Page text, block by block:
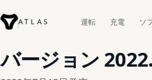
ATLAS 運転 充電 ソ
バージョン